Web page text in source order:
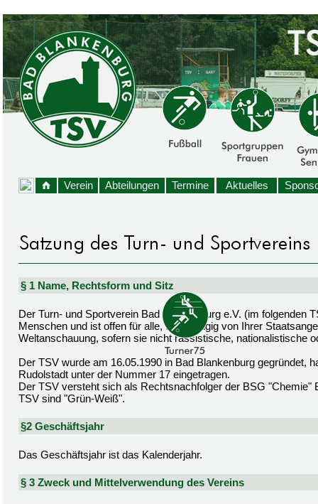
Verein Abteilungen Termine Aktuelles
§ 1 Name, Rechtsform und Sitz
Der Turn- und Sportverein Bad Blankenburg e.V. (im folgenden
Menschen und ist offen für alle, unabhängig von Ihrer
Weltanschauung, sofern sie nicht rassistische, nationalistische
Der TSV wurde am 16.05.1990 in Bad Blankenburg gegründet,
Rudolstadt unter der Nummer 17 eingetragen.
Der TSV versteht sich als Rechtsnachfolger der BSG
TSV sind "Grün-Weiß".
§2 Geschäftsjahr
Das Geschäftsjahr ist das Kalenderjahr.
§ 3 Zweck und Mittelverwendung des Vereins